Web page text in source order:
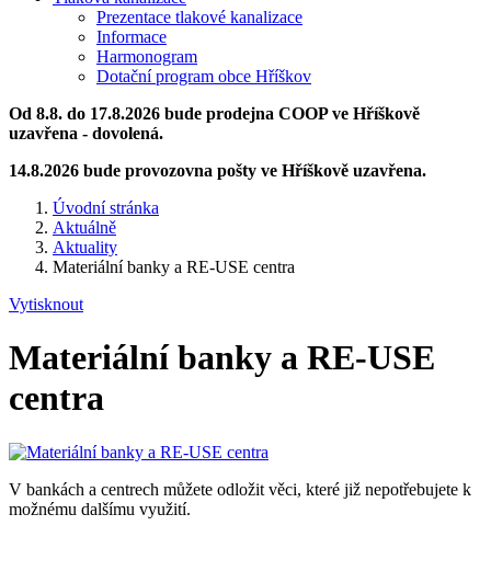
Prezentace tlakové kanalizace
Informace
Harmonogram
Dotační program obce Hříškov
Od 8.8. do 17.8.2026 bude prodejna COOP ve Hříškově
uzavřena - dovolená.
14.8.2026 bude provozovna pošty ve Hříškově uzavřena.
Úvodní stránka
Aktuálně
Aktuality
Materiální banky a RE-USE centra
Vytisknout
Materiální banky a RE-USE
centra
V bankách a centrech můžete odložit věci, které již nepotřebujete k
možnému dalšímu využití.